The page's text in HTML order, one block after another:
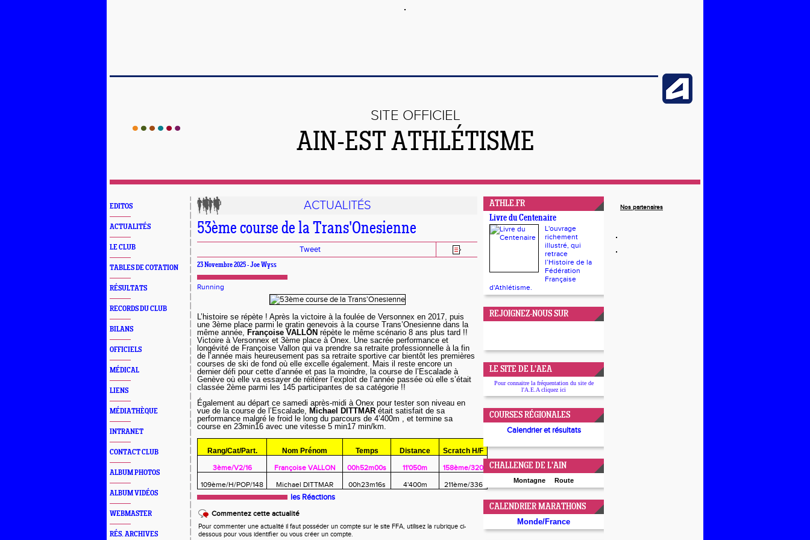
SITE OFFICIEL
AIN-EST ATHLÉTISME
EDITOS
ACTUALITÉS
LE CLUB
TABLES DE COTATION
RÉSULTATS
RECORDS DU CLUB
BILANS
OFFICIELS
MÉDICAL
LIENS
MÉDIATHÈQUE
INTRANET
CONTACT CLUB
ALBUM PHOTOS
ALBUM VIDÉOS
WEBMASTER
RÉS. ARCHIVES
ACTUALITÉS
53ème course de la Trans'Onesienne
Tweet
23 Novembre 2025 - Joe Wyss
Running
L’histoire se répète ! Après la victoire à la foulée de Versonnex en 2017, puis
une 3ème place parmi le gratin genevois à la course Trans’Onesienne dans la
même année, Françoise VALLON répète le même scénario 8 ans plus tard !!
Victoire à Versonnex et 3ème place à Onex. Une sacrée performance et
longévité de Françoise Vallon qui va prendre sa retraite professionnelle à la fin
de l’année mais heureusement pas sa retraite sportive car bientôt les premières
courses de ski de fond où elle excelle également. Mais il reste encore un
dernier défi pour cette d’année et pas la moindre, la course de l’Escalade à
Genève où elle va essayer de réitérer l’exploit de l’année passée où elle s’était
classée 2ème parmi les 145 participantes de sa catégorie !!
Également au départ ce samedi après-midi à Onex pour tester son niveau en
vue de la course de l’Escalade, Michael DITTMAR était satisfait de sa
performance malgré le froid le long du parcours de 4’400m , et termine sa
course en 23min16 avec une vitesse 5 min17 min/km.
Rang/Cat/Part. Nom Prénom Temps Distance
Scratch H/F
3ème/V2/16
Françoise VALLON 00h52m00s 11'050m
158ème/320
109ème/H/POP/148
Michael DITTMAR 00h23m16s 4'400m 211ème/336
les Réactions
Commentez cette actualité
Pour commenter une actualité il faut posséder un compte sur le site FFA, utilisez la rubrique ci-
dessous pour vous identifier ou vous créer un compte.
ATHLE.FR
Livre du Centenaire
L'ouvrage
richement
illustré, qui
retrace
l’Histoire de la
Fédération
Française
d'Athlétisme.
REJOIGNEZ-NOUS SUR
LE SITE DE L'AEA
Pour connaitre la fréquentation du site de
l'A.E.A cliquez ici
COURSES RÉGIONALES
Calendrier et résultats
CHALLENGE DE L'AIN
Montagne Route
CALENDRIER MARATHONS
Monde/France
Nos partenaires